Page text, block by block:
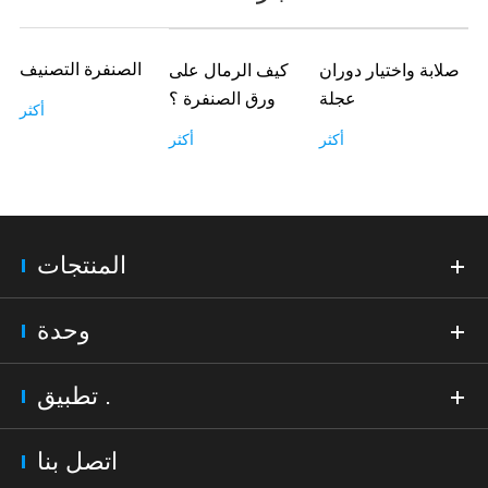
الصنفرة التصنيف
أكثر
كيف الرمال على
ورق الصنفرة ؟
أكثر
صلابة واختيار دوران
عجلة
أكثر
المنتجات
وحدة
تطبيق .
اتصل بنا